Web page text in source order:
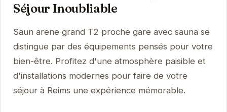
Séjour Inoubliable
Saun arene grand T2 proche gare avec sauna se
distingue par des équipements pensés pour votre
bien-être. Profitez d'une atmosphère paisible et
d'installations modernes pour faire de votre
séjour à Reims une expérience mémorable.